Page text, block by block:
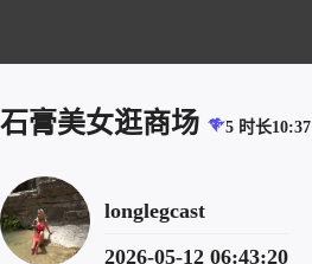
石膏美女逛商场 5 时长10:37
longlegcast
2026-05-12 06:43:20